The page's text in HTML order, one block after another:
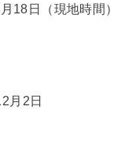
18日（現地時間）
月2日